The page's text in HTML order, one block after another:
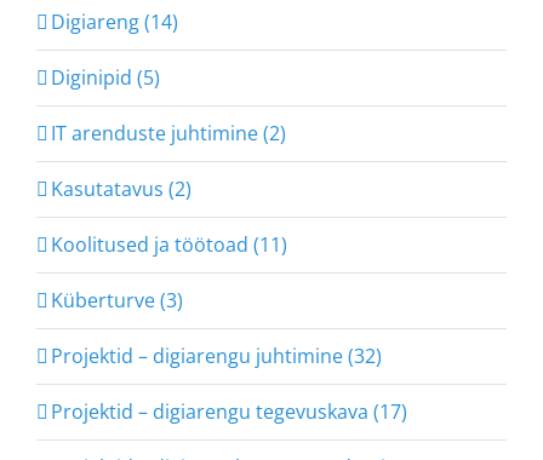
Digiareng (14)
Diginipid (5)
IT arenduste juhtimine (2)
Kasutatavus (2)
Koolitused ja töötoad (11)
Küberturve (3)
Projektid – digiarengu juhtimine (32)
Projektid – digiarengu tegevuskava (17)